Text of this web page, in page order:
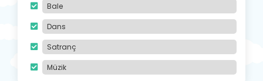
Bale
Dans
Satranç
Müzik